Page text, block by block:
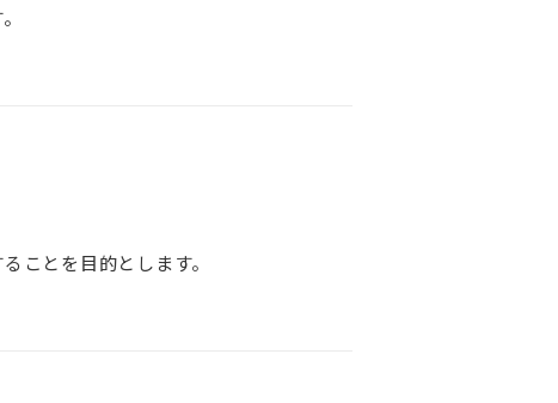
ことを目的とします。